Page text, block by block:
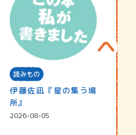
読みもの
伊藤佐凪『星の集う場
所』
2026-08-05